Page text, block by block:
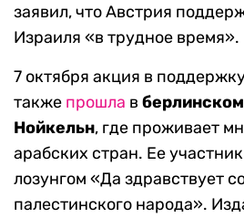
заявил, что Австрия
Израиля «в трудное время».
7 октября акция в
также прошла в
Нойкельн, где проживает
арабских стран. Ее
лозунгом «Да здравствует
палестинского народа».